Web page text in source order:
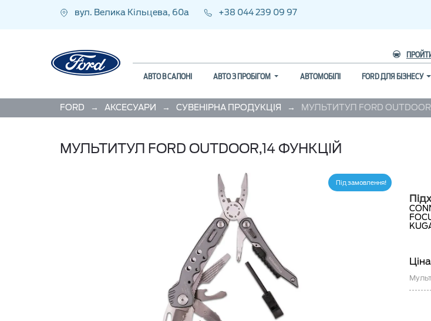
вул. Велика Кільцева, 60а +38 044 239 09 97
АВТО В САЛОНІ АВТО З ПРОБІГОМ АВТОМОБІЛІ FORD ДЛЯ БІЗНЕСУ
FORD → АКСЕСУАРИ → СУВЕНІРНА ПРОДУКЦІЯ → МУЛЬТИТУЛ FORD
МУЛЬТИТУЛ FORD OUTDOOR,14 ФУНКЦІЙ
Під замовлення